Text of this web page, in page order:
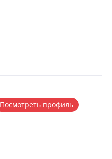
Посмотреть профиль